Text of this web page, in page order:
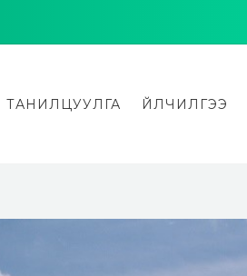
ТАНИЛЦУУЛГА ҮЙЛЧИЛГЭЭ